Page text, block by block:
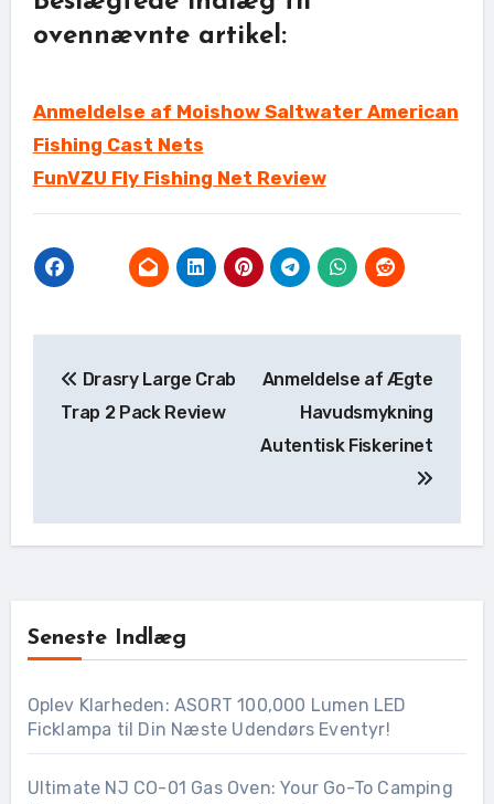
ovennævnte artikel:
Anmeldelse af Moishow Saltwater American
Fishing Cast Nets
FunVZU Fly Fishing Net Review
Drasry Large Crab
Trap 2 Pack Review
Anmeldelse af Ægte
Havudsmykning
Autentisk Fiskerinet
Seneste Indlæg
Oplev Klarheden: ASORT 100,000 Lumen LED
Ficklampa til Din Næste Udendørs Eventyr!
Ultimate NJ CO-01 Gas Oven: Your Go-To Camping